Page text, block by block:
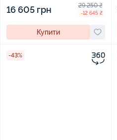
16 605 грн 29 250 ₴
-12 645 ₴
Купити
-43%